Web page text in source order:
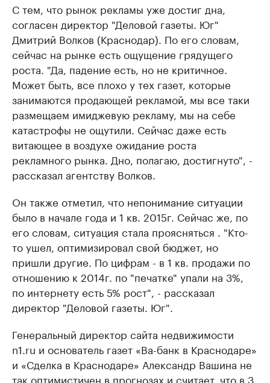
С тем, что рынок рекламы уже достиг дна,
согласен директор "Деловой газеты. Юг"
Дмитрий Волков (Краснодар). По его словам,
сейчас на рынке есть ощущение грядущего
роста. "Да, падение есть, но не критичное.
Может быть, все плохо у тех газет, которые
занимаются продающей рекламой, мы все таки
размещаем имиджевую рекламу, мы на себе
катастрофы не ощутили. Сейчас даже есть
витающее в воздухе ожидание роста
рекламного рынка. Дно, полагаю, достигнуто", -
рассказал агентству Волков.
Он также отметил, что непонимание ситуации
было в начале года и 1 кв. 2015г. Сейчас же, по
его словам, ситуация стала проясняться . "Кто-
то ушел, оптимизировал свой бюджет, но
пришли другие. По цифрам - в 1 кв. продажи по
отношению к 2014г. по "печатке" упали на 3%,
по интернету есть 5% рост", - рассказал
директор "Деловой газеты. Юг".
Генеральный директор сайта недвижимости
n1.ru и основатель газет «Ва-банк в Краснодаре»
и «Сделка в Краснодаре» Александр Вашина не
так оптимистичен в прогнозах и считает, что в 3